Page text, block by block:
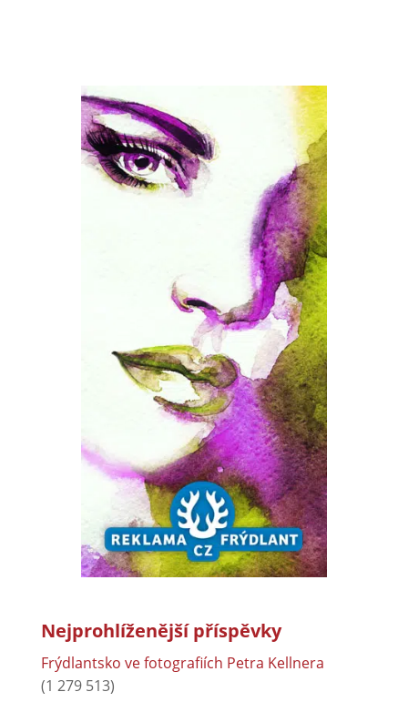
Nejprohlíženější příspěvky
Frýdlantsko ve fotografiích Petra Kellnera
(1 279 513)